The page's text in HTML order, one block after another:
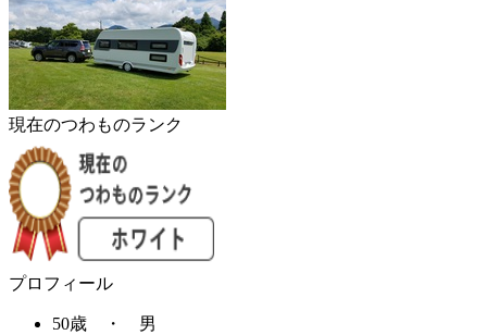
現在のつわものランク
プロフィール
50歳 ・ 男